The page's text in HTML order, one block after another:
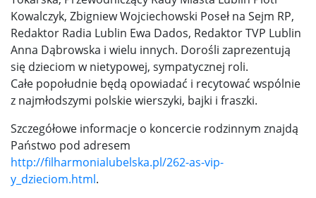
Kowalczyk, Zbigniew Wojciechowski Poseł na Sejm RP,
Redaktor Radia Lublin Ewa Dados, Redaktor TVP Lublin
Anna Dąbrowska i wielu innych. Dorośli zaprezentują
się dzieciom w nietypowej, sympatycznej roli.
Całe popołudnie będą opowiadać i recytować wspólnie
z najmłodszymi polskie wierszyki, bajki i fraszki.
Szczegółowe informacje o koncercie rodzinnym znajdą
Państwo pod adresem
http://filharmonialubelska.pl/262-as-vip-
y_dzieciom.html.